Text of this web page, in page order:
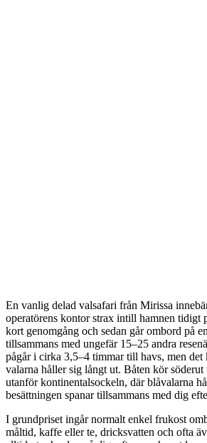
En vanlig delad valsafari från Mirissa
operatörens kontor strax intill hamnen tidigt
kort genomgång och sedan går ombord på
tillsammans med ungefär 15–25 andra
pågår i cirka 3,5–4 timmar till havs, men det
valarna håller sig långt ut. Båten kör
utanför kontinentalsockeln, där blåvalarna
besättningen spanar tillsammans med dig
I grundpriset ingår normalt enkel frukost
måltid, kaffe eller te, dricksvatten och ofta